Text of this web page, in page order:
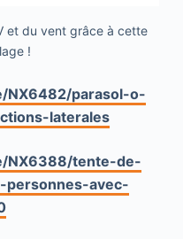
et du vent grâce à cette
!
NX6482/parasol-o-
laterales
NX6388/tente-de-
personnes-avec-